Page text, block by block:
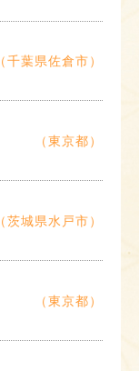
（千葉県佐倉市）
（東京都）
（茨城県水戸市）
（東京都）